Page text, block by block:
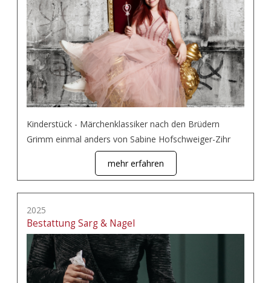
Kinderstück - Märchenklassiker nach den Brüdern
Grimm einmal anders von Sabine Hofschweiger-Zihr
mehr erfahren
2025
Bestattung Sarg & Nagel